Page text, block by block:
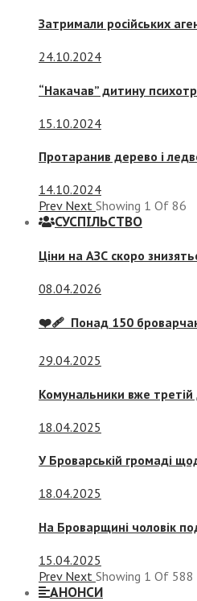
Затримали російських
24.10.2024
“Накачав” дитину
15.10.2024
Протаранив дерево і
14.10.2024
Prev Next Showing 1 Of 86
СУСПIЛЬСТВО
Ціни на АЗС скоро
08.04.2026
❤️‍🩹 Понад 150
29.04.2025
Комунальники вже третій
18.04.2025
У Броварській громаді
18.04.2025
На Броварщині чоловік
15.04.2025
Prev Next Showing 1 Of 588
АНОНСИ